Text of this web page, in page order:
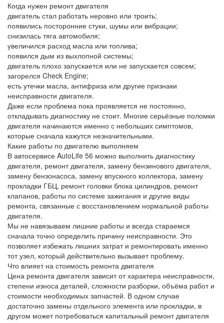
Когда нужен ремонт двигателя
двигатель стал работать неровно или троить;
появились посторонние стуки, шумы или вибрации;
снизилась тяга автомобиля;
увеличился расход масла или топлива;
появился дым из выхлопной системы;
двигатель плохо запускается или не запускается совсем;
загорелся Check Engine;
есть утечки масла, антифриза или другие признаки
неисправности двигателя.
Даже если проблема пока проявляется не постоянно,
откладывать диагностику не стоит. Многие серьёзные поломки
двигателя начинаются именно с небольших симптомов,
которые сначала кажутся незначительными.
Какие работы по двигателю выполняем
В автосервисе AutoLife 56 можно выполнить диагностику
двигателя, ремонт двигателя, замену бензинового двигателя,
замену бензонасоса, замену впускного коллектора, замену
прокладки ГБЦ, ремонт головки блока цилиндров, ремонт
клапанов, работы по системе зажигания и другие виды
ремонта, связанные с восстановлением нормальной работы
двигателя.
Мы не навязываем лишние работы и всегда стараемся
сначала точно определить причину неисправности. Это
позволяет избежать лишних затрат и ремонтировать именно
тот узел, который действительно вызывает проблему.
Что влияет на стоимость ремонта двигателя
Цена ремонта двигателя зависит от характера неисправности,
степени износа деталей, сложности разборки, объёма работ и
стоимости необходимых запчастей. В одном случае
достаточно замены отдельного элемента или прокладки, в
другом может потребоваться капитальный ремонт двигателя